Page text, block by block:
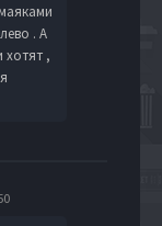
. А
хотят ,